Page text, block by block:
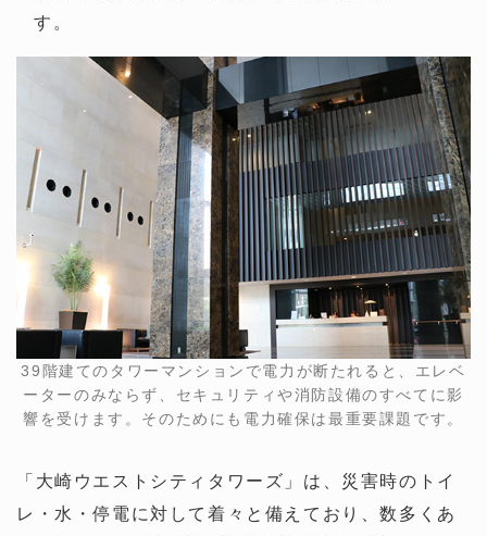
す。
39階建てのタワーマンションで電力が断たれると、エレベ
ーターのみならず、セキュリティや消防設備のすべてに影
響を受けます。そのためにも電力確保は最重要課題です。
「大崎ウエストシティタワーズ」は、災害時のトイ
レ・水・停電に対して着々と備えており、数多くあ